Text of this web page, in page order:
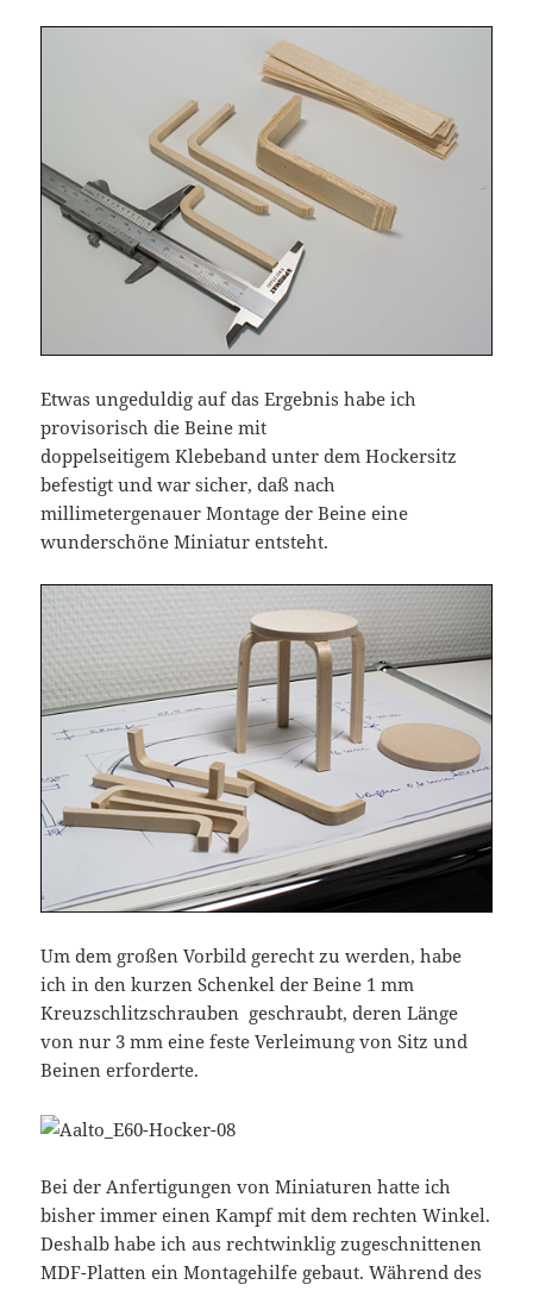
Etwas ungeduldig auf das Ergebnis habe ich
provisorisch die Beine mit
doppelseitigem Klebeband unter dem Hockersitz
befestigt und war sicher, daß nach
millimetergenauer Montage der Beine eine
wunderschöne Miniatur entsteht.
Um dem großen Vorbild gerecht zu werden, habe
ich in den kurzen Schenkel der Beine 1 mm
Kreuzschlitzschrauben geschraubt, deren Länge
von nur 3 mm eine feste Verleimung von Sitz und
Beinen erforderte.
Bei der Anfertigungen von Miniaturen hatte ich
bisher immer einen Kampf mit dem rechten Winkel.
Deshalb habe ich aus rechtwinklig zugeschnittenen
MDF-Platten ein Montagehilfe gebaut. Während des